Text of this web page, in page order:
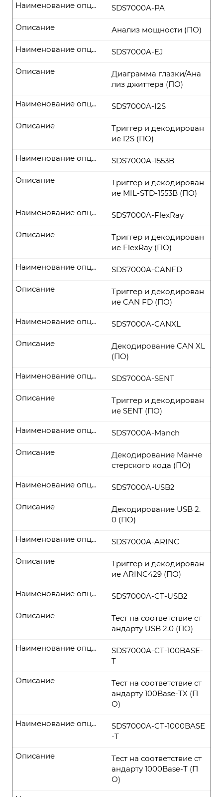
SDS7000A-PA
Наименование опции
Анализ мощности (ПО)
Описание
SDS7000A-EJ
Наименование опции
Диаграмма глазки/Ана
лиз джиттера (ПО)
Описание
SDS7000A-I2S
Наименование опции
Триггер и декодирован
ие I2S (ПО)
Описание
SDS7000A-1553B
Наименование опции
Триггер и декодирован
ие MIL-STD-1553B (ПО)
Описание
SDS7000A-FlexRay
Наименование опции
Триггер и декодирован
ие FlexRay (ПО)
Описание
SDS7000A-CANFD
Наименование опции
Триггер и декодирован
ие CAN FD (ПО)
Описание
SDS7000A-CANXL
Наименование опции
Декодирование CAN XL
(ПО)
Описание
SDS7000A-SENT
Наименование опции
Триггер и декодирован
ие SENT (ПО)
Описание
SDS7000A-Manch
Наименование опции
Декодирование Манче
стерского кода (ПО)
Описание
SDS7000A-USB2
Наименование опции
Декодирование USB 2.
0 (ПО)
Описание
SDS7000A-ARINC
Наименование опции
Триггер и декодирован
ие ARINC429 (ПО)
Описание
SDS7000A-CT-USB2
Наименование опции
Тест на соответствие ст
андарту USB 2.0 (ПО)
Описание
SDS7000A-CT-100BASE-
T
Наименование опции
Тест на соответствие ст
андарту 100Base-TX (П
О)
Описание
SDS7000A-CT-1000BASE
-T
Наименование опции
Тест на соответствие ст
андарту 1000Base-T (П
О)
Описание